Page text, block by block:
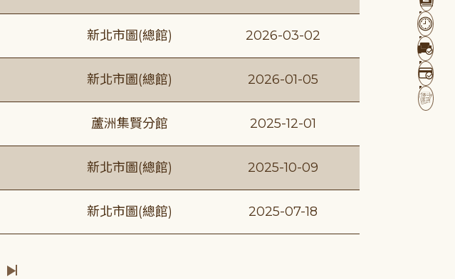
新北市圖(總館) 2026-03-02
新北市圖(總館) 2026-01-05
蘆洲集賢分館 2025-12-01
新北市圖(總館) 2025-10-09
新北市圖(總館) 2025-07-18